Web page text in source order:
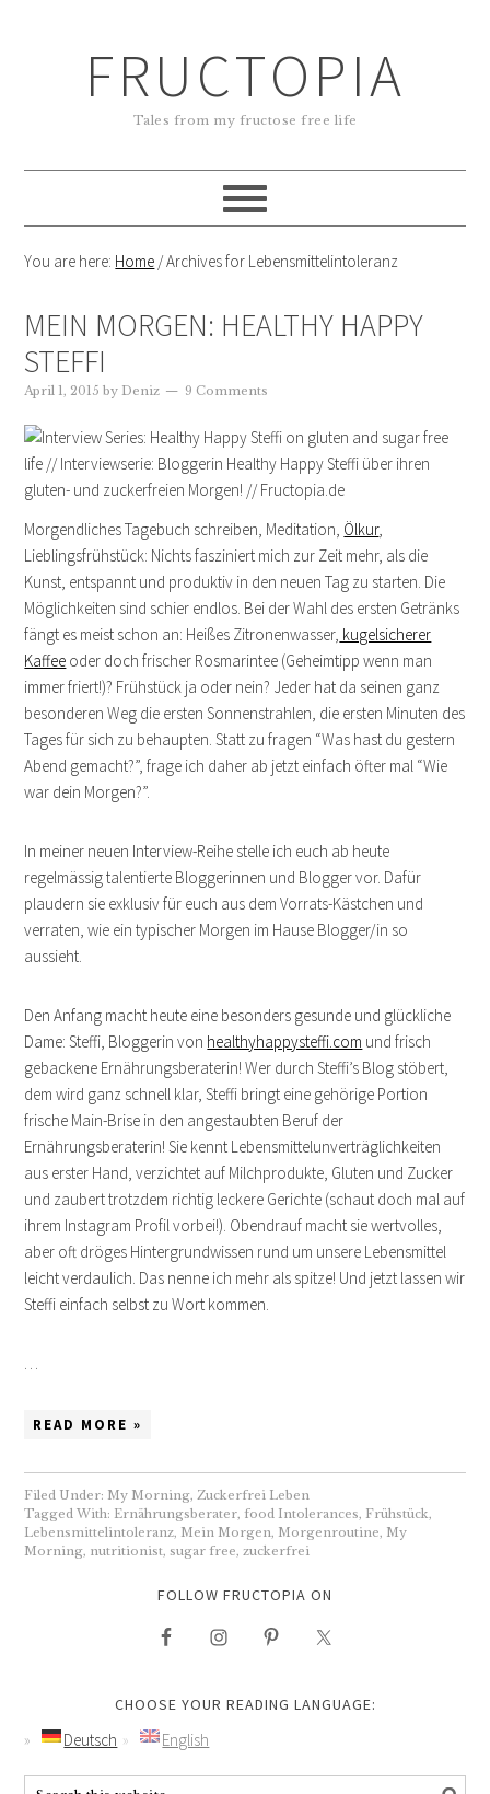
FRUCTOPIA
Tales from my fructose free life
You are here: Home /Archives for Lebensmittelintoleranz
MEIN MORGEN: HEALTHY HAPPY
STEFFI
April 1, 2015 byDeniz 9 Comments
Morgendliches Tagebuch schreiben, Meditation, Ölkur,
Lieblingsfrühstück: Nichts fasziniert mich zur Zeit mehr, als die
Kunst, entspannt und produktiv in den neuen Tag zu starten. Die
Möglichkeiten sind schier endlos. Bei der Wahl des ersten Getränks
fängt es meist schon an: Heißes Zitronenwasser, kugelsicherer
Kaffee oder doch frischer Rosmarintee (Geheimtipp wenn man
immer friert!)? Frühstück ja oder nein? Jeder hat da seinen ganz
besonderen Weg die ersten Sonnenstrahlen, die ersten Minuten des
Tages für sich zu behaupten. Statt zu fragen “Was hast du gestern
Abend gemacht?”, frage ich daher ab jetzt einfach öfter mal “Wie
war dein Morgen?”.
In meiner neuen Interview-Reihe stelle ich euch ab heute
regelmässig talentierte Bloggerinnen und Blogger vor. Dafür
plaudern sie exklusiv für euch aus dem Vorrats-Kästchen und
verraten, wie ein typischer Morgen im Hause Blogger/in so
aussieht.
Den Anfang macht heute eine besonders gesunde und glückliche
Dame: Steffi, Bloggerin von healthyhappysteffi.com und frisch
gebackene Ernährungsberaterin! Wer durch Steffi’s Blog stöbert,
dem wird ganz schnell klar, Steffi bringt eine gehörige Portion
frische Main-Brise in den angestaubten Beruf der
Ernährungsberaterin! Sie kennt Lebensmittelunverträglichkeiten
aus erster Hand, verzichtet auf Milchprodukte, Gluten und Zucker
und zaubert trotzdem richtig leckere Gerichte (schaut doch mal auf
ihrem Instagram Profil vorbei!). Obendrauf macht sie wertvolles,
aber oft dröges Hintergrundwissen rund um unsere Lebensmittel
leicht verdaulich. Das nenne ich mehr als spitze! Und jetzt lassen wir
Steffi einfach selbst zu Wort kommen.
…
READ MORE »
Filed Under: My Morning,Zuckerfrei Leben
Tagged With: Ernährungsberater,food Intolerances, Frühstück,
Lebensmittelintoleranz, Mein Morgen, Morgenroutine, My
Morning, nutritionist, sugar free,zuckerfrei
FOLLOW FRUCTOPIA ON
CHOOSE YOUR READING LANGUAGE:
Deutsch English